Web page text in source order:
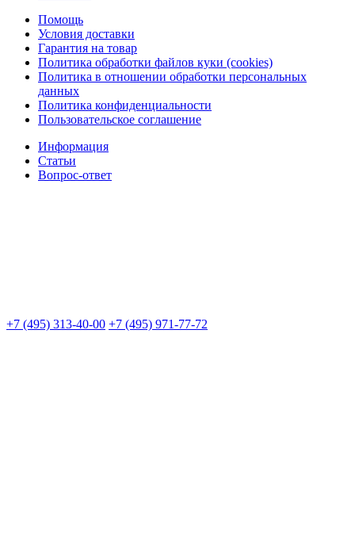
Помощь
Условия доставки
Гарантия на товар
Политика обработки файлов куки (cookies)
Политика в отношении обработки персональных
данных
Политика конфиденциальности
Пользовательское соглашение
Информация
Статьи
Вопрос-ответ
+7 (495) 313-40-00 +7 (495) 971-77-72